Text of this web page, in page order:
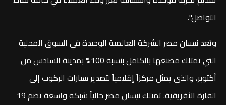
التواصل".
وتعد نيسان مصر الشركة العالمية الوحيدة في السوق المحلية
التي تمتلك مصنعها بالكامل بنسبة 100% بمدينة السادس من
أكتوبر، والذي يمثل مركزاً إقليمياً لتصدير سيارات الركوب إلى
القارة الأفريقية. تمتلك نيسان مصر حالياً شبكة واسعة تضم 19